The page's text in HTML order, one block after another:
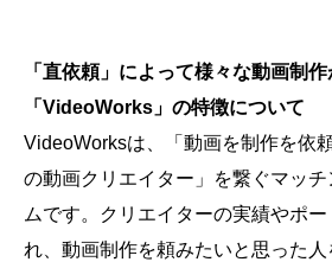
「直依頼」によって様々な動画制
「VideoWorks」の特徴について
VideoWorksは、「動画を制作を依
の動画クリエイター」を繋ぐマッ
ムです。クリエイターの実績やポ
れ、動画制作を頼みたいと思った